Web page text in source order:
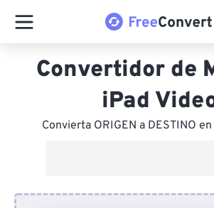
Convertidor de
iPad
Convierta ORIGEN a DESTINO